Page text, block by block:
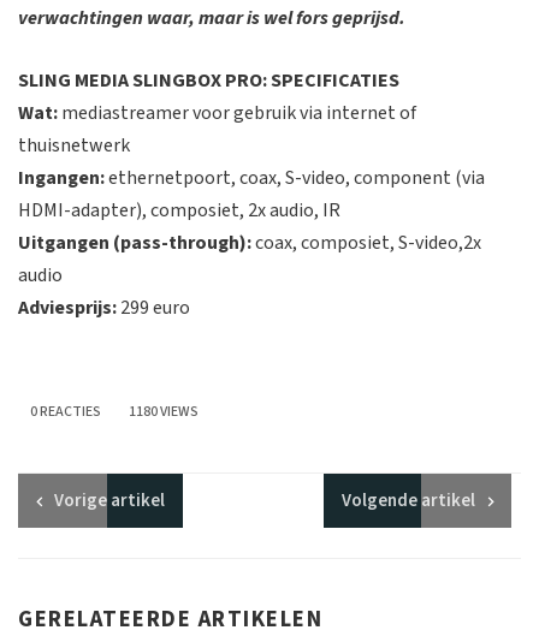
verwachtingen waar, maar is wel fors geprijsd.
SLING MEDIA SLINGBOX PRO: SPECIFICATIES
Wat:mediastreamer voor gebruik via internet of
thuisnetwerk
Ingangen:ethernetpoort, coax, S-video, component (via
HDMI-adapter), composiet, 2x audio, IR
Uitgangen (pass-through):coax, composiet, S-video,2x
audio
Adviesprijs:299 euro
0 REACTIES 1180 VIEWS
Vorigeartikel Volgendeartikel
GERELATEERDE ARTIKELEN